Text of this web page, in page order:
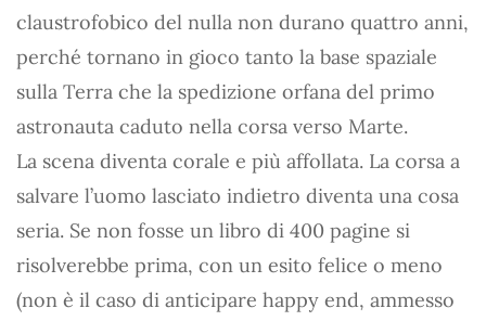
claustrofobico del nulla non durano quattro anni,
perché tornano in gioco tanto la base spaziale
sulla Terra che la spedizione orfana del primo
astronauta caduto nella corsa verso Marte.
La scena diventa corale e più affollata. La corsa a
salvare l’uomo lasciato indietro diventa una cosa
seria. Se non fosse un libro di 400 pagine si
risolverebbe prima, con un esito felice o meno
(non è il caso di anticipare happy end, ammesso